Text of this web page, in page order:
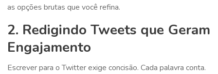
as opções brutas que você refina.
2. Redigindo Tweets que Geram
Engajamento
Escrever para o Twitter exige concisão. Cada palavra conta.